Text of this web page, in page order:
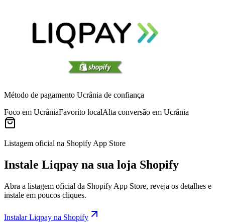
Método de pagamento Ucrânia de confiança
Foco em UcrâniaFavorito localAlta conversão em Ucrânia
Listagem oficial na Shopify App Store
Instale Liqpay na sua loja Shopify
Abra a listagem oficial da Shopify App Store, reveja os detalhes e
instale em poucos cliques.
Instalar Liqpay na Shopify